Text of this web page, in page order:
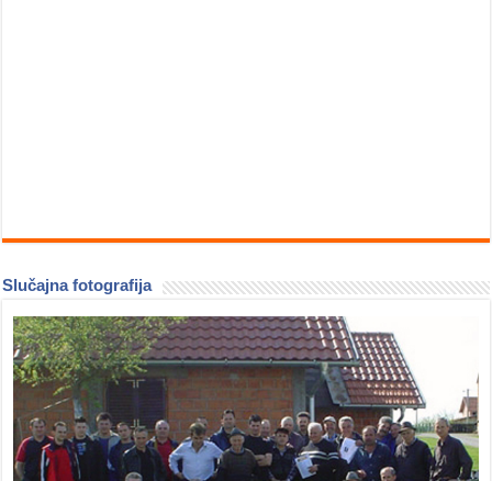
Slučajna fotografija